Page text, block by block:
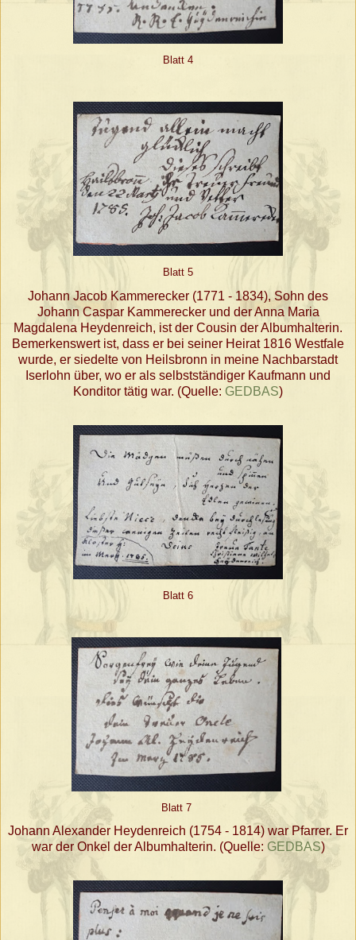
Blatt 4
Blatt 5
Johann Jacob Kammerecker (1771 - 1834), Sohn des
Johann Caspar Kammerecker und der Anna Maria
Magdalena Heydenreich, ist der Cousin der Albumhalterin.
Bemerkenswert ist, dass er bei seiner Heirat 1816 Westfale
wurde, er siedelte von Heilsbronn in meine Nachbarstadt
Iserlohn über, wo er als selbstständiger Kaufmann und
Konditor tätig war. (Quelle: GEDBAS)
Blatt 6
Blatt 7
Johann Alexander Heydenreich (1754 - 1814) war Pfarrer. Er
war der Onkel der Albumhalterin. (Quelle: GEDBAS)